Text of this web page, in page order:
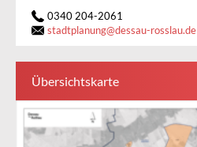
0340 204-2061
stadtplanung@dessau-rosslau.de
Übersichtskarte